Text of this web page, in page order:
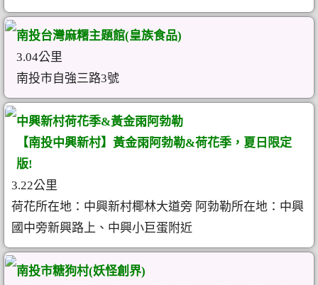
南投台灣麻糬主題館(皇族食品)
3.04公里
南投市自強三路3號
中興新村荷花季&黃金雨阿勃勒
【南投中興新村】黃金雨阿勃勒&荷花季，夏日限定
版!
3.22公里
荷花所在地：中興新村椰林大道旁 阿勃勒所在地：中興
國中旁新興路上、中興小巨蛋附近
南投市糖狗村(妖怪創界)